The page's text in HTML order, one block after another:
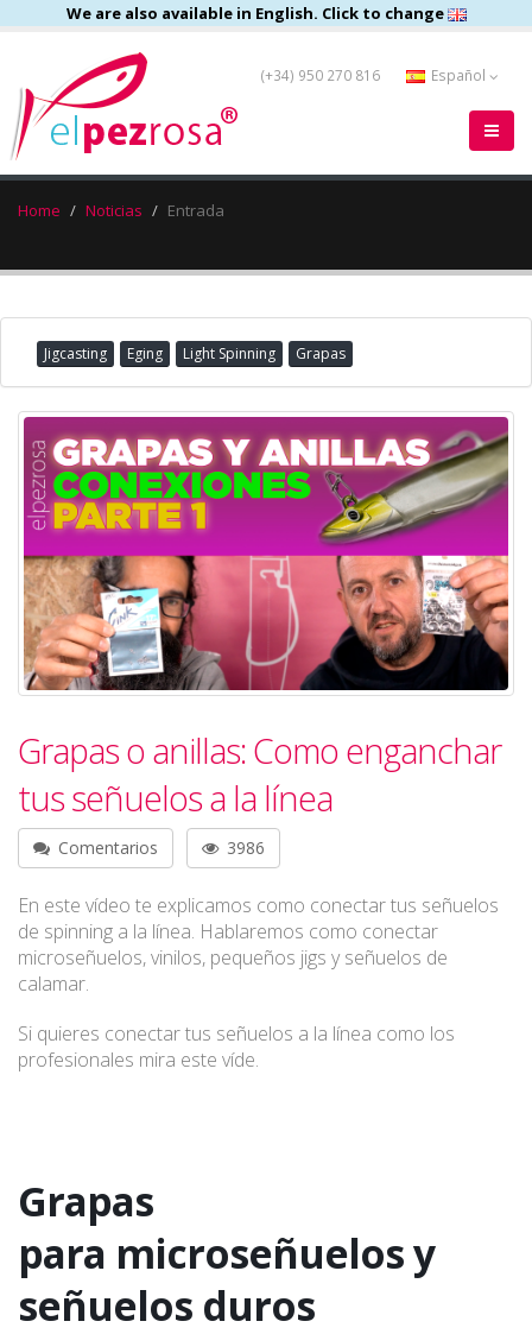
We are also available in English. Click to change
(+34) 950 270 816 Español
Home Noticias Entrada
Jigcasting Eging Light Spinning Grapas
Grapas o anillas: Como enganchar
tus señuelos a la línea
Comentarios 3986
En este vídeo te explicamos como conectar tus señuelos
de spinning a la línea. Hablaremos como conectar
microseñuelos, vinilos, pequeños jigs y señuelos de
calamar.
Si quieres conectar tus señuelos a la línea como los
profesionales mira este víde.
Grapas
para microseñuelos y
señuelos duros